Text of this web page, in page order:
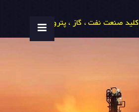
کلید صنعت نفت ، گاز ، پتروشیمی